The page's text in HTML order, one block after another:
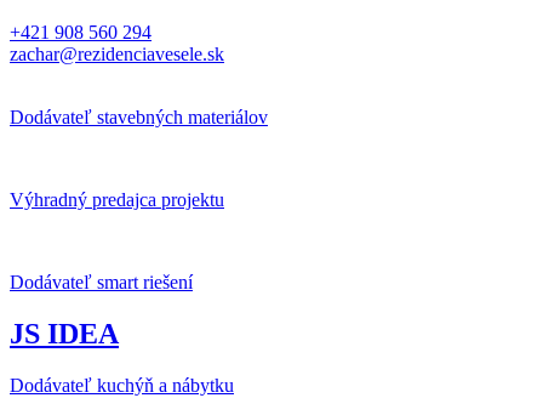
+421 908 560 294
zachar@rezidenciavesele.sk
Dodávateľ stavebných materiálov
Výhradný predajca projektu
Dodávateľ smart riešení
JS IDEA
Dodávateľ kuchýň a nábytku